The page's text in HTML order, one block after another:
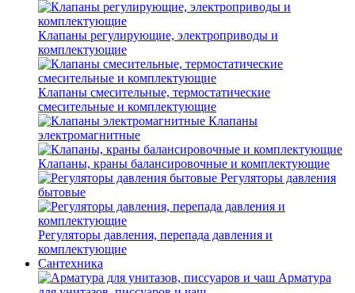
Клапаны регулирующие, электроприводы и
комплектующие
Клапаны смесительные, термостатические
смесительные и комплектующие
Клапаны
электромагнитные
Клапаны, краны балансировочные и комплектующие
Регуляторы давления
бытовые
Регуляторы давления, перепада давления и
комплектующие
Сантехника
Арматура